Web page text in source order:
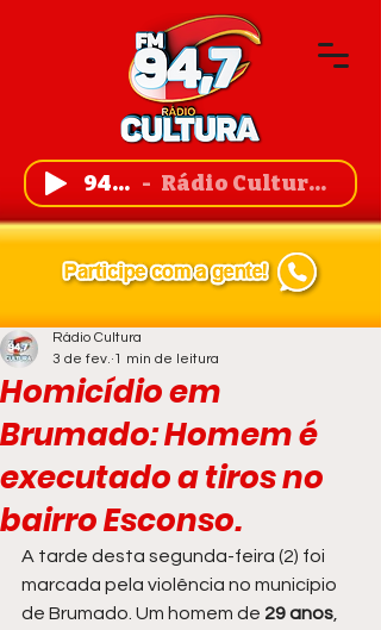
94,7 FM Rádio Cultura de Guanambi
Homicídio em
Brumado: Homem é
executado a tiros no
bairro Esconso.
Rádio Cultura
3 de fev. 1 min de leitura
A tarde desta segunda-feira (2) foi
marcada pela violência no município
de Brumado. Um homem de 29 anos